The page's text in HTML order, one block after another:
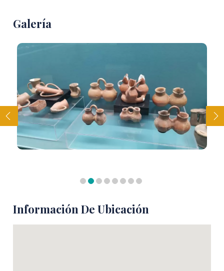
Galería
Información De Ubicación